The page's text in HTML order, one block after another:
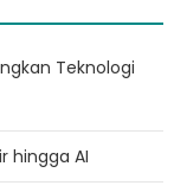
Teknologi
hingga AI